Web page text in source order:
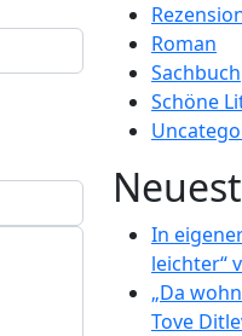
Roman
Sachbuch
Schöne
In
leichter“
„Da
Tove